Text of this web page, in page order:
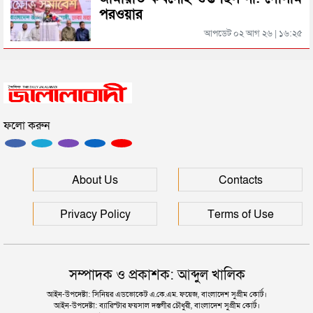
“দুর্নীতিতে চ্যাম্পিয়ন হওয়ার সহজ উপায় সংসদ সদস্য এবং
প্রশাসন একাকার হয়ে যাওয়া”
মৃত্যুদণ্ড
সিলেটে হামের উপসর্গ আরও ২ শিশুর মৃত্যু
পরওয়ার
আপডেট ০২ আগ ২৬ | ১৬:২৫
ফলো করুন
About Us Contacts
Privacy Policy Terms of Use
সম্পাদক ও প্রকাশক: আব্দুল খালিক
আইন-উপদেষ্টা: সিনিয়র এডভোকেট এ.কে.এম. ফয়েজ, বাংলাদেশ সুপ্রীম কোর্ট।
আইন-উপদেষ্টা: ব্যারিস্টার ফয়সাল দস্তগীর চৌধুরী, বাংলাদেশ সুপ্রীম কোর্ট।